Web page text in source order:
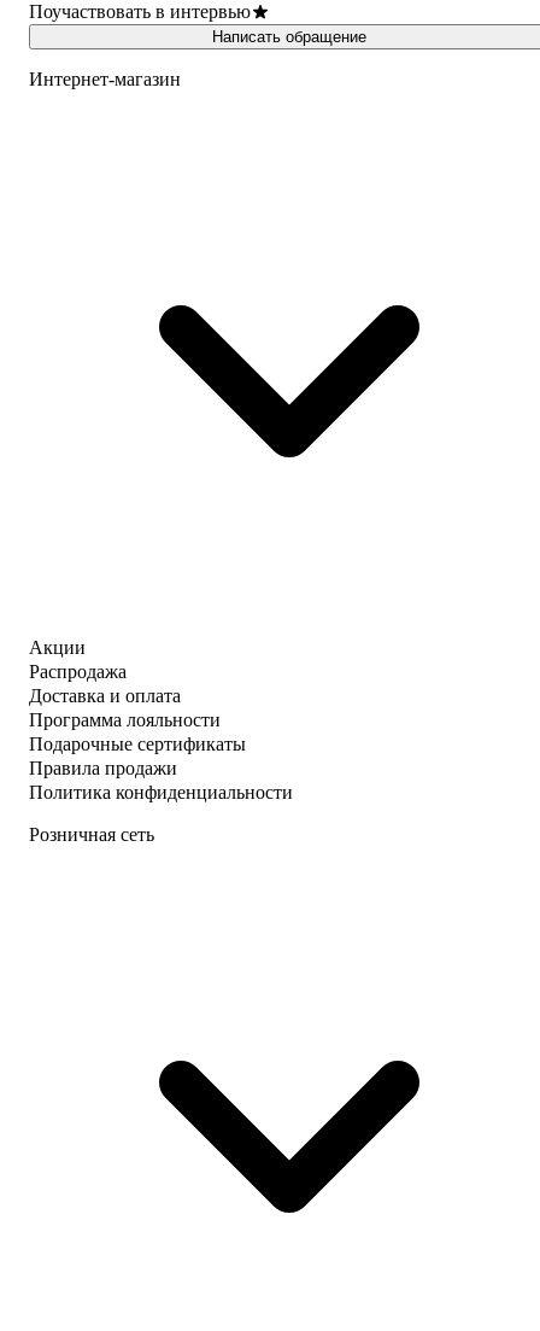
Поучаствовать в интервью
Написать обращение
Интернет-магазин
Акции
Распродажа
Доставка и оплата
Программа лояльности
Подарочные сертификаты
Правила продажи
Политика конфиденциальности
Розничная сеть